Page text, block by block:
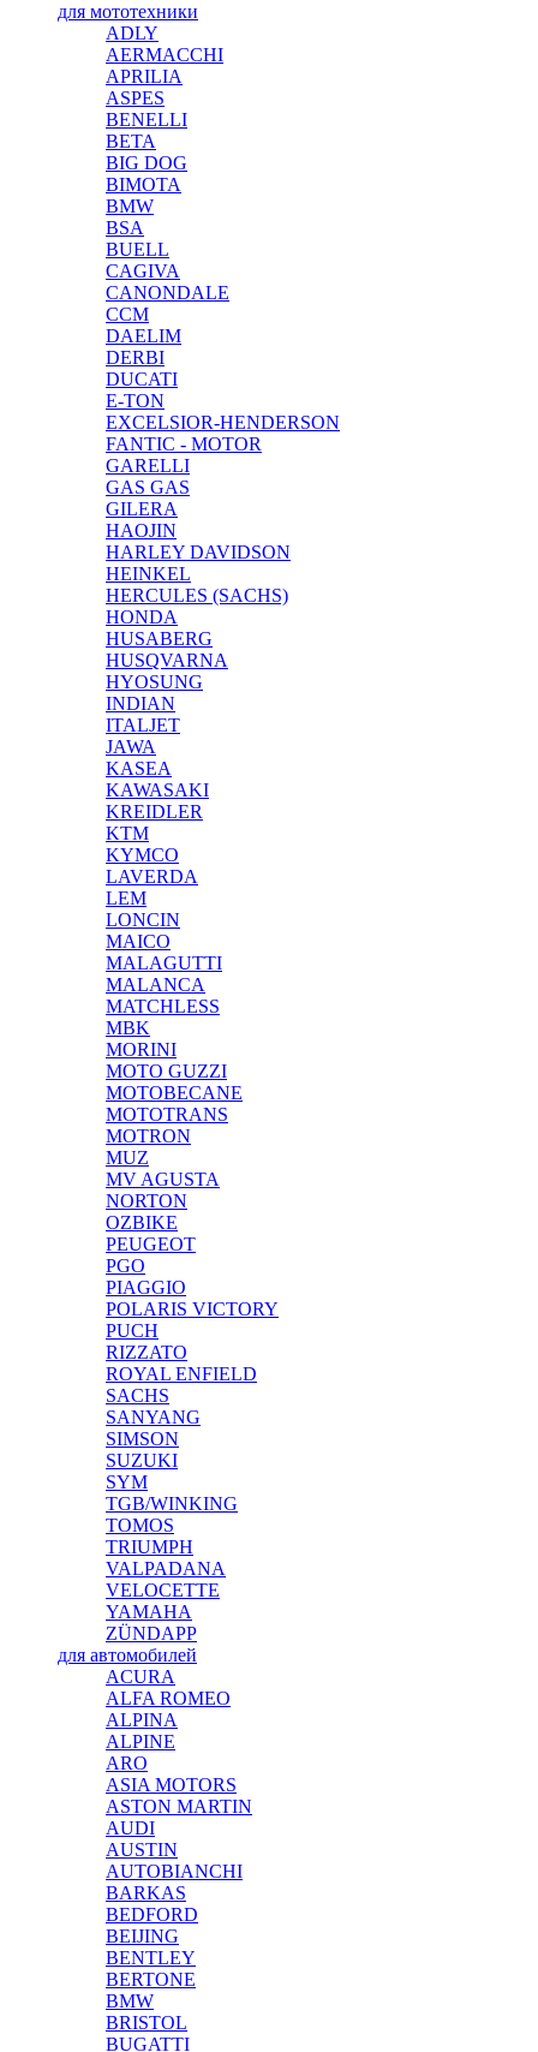
для мототехники
ADLY
AERMACCHI
APRILIA
ASPES
BENELLI
BETA
BIG DOG
BIMOTA
BMW
BSA
BUELL
CAGIVA
CANONDALE
CCM
DAELIM
DERBI
DUCATI
E-TON
EXCELSIOR-HENDERSON
FANTIC - MOTOR
GARELLI
GAS GAS
GILERA
HAOJIN
HARLEY DAVIDSON
HEINKEL
HERCULES (SACHS)
HONDA
HUSABERG
HUSQVARNA
HYOSUNG
INDIAN
ITALJET
JAWA
KASEA
KAWASAKI
KREIDLER
KTM
KYMCO
LAVERDA
LEM
LONCIN
MAICO
MALAGUTTI
MALANCA
MATCHLESS
MBK
MORINI
MOTO GUZZI
MOTOBECANE
MOTOTRANS
MOTRON
MUZ
MV AGUSTA
NORTON
OZBIKE
PEUGEOT
PGO
PIAGGIO
POLARIS VICTORY
PUCH
RIZZATO
ROYAL ENFIELD
SACHS
SANYANG
SIMSON
SUZUKI
SYM
TGB/WINKING
TOMOS
TRIUMPH
VALPADANA
VELOCETTE
YAMAHA
ZÜNDAPP
для автомобилей
ACURA
ALFA ROMEO
ALPINA
ALPINE
ARO
ASIA MOTORS
ASTON MARTIN
AUDI
AUSTIN
AUTOBIANCHI
BARKAS
BEDFORD
BEIJING
BENTLEY
BERTONE
BMW
BRISTOL
BUGATTI